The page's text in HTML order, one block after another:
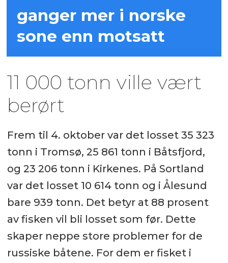
ganger mer i norske
sone enn motsatt
11 000 tonn ville vært
berørt
Frem til 4. oktober var det losset 35 323
tonn i Tromsø, 25 861 tonn i Båtsfjord,
og 23 206 tonn i Kirkenes. På Sortland
var det losset 10 614 tonn og i Ålesund
bare 939 tonn. Det betyr at 88 prosent
av fisken vil bli losset som før. Dette
skaper neppe store problemer for de
russiske båtene. For dem er fisket i